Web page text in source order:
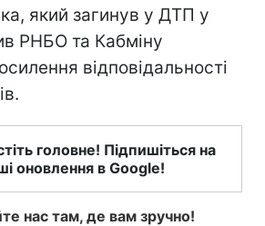
який загинув у ДТП у
РНБО та Кабміну
відповідальності
головне! Підпишіться на
оновлення в Google!
нас там, де вам зручно!